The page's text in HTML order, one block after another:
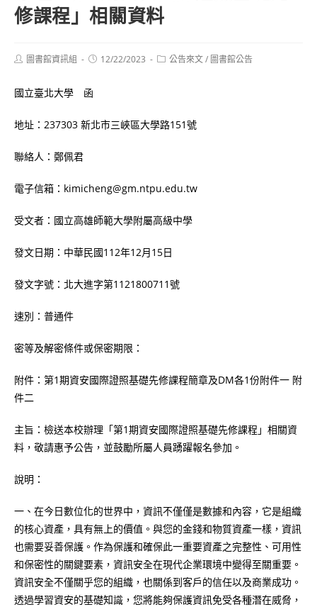
修課程」相關資料
Post圖書館資訊組
Post12/22/2023
Post公告來文/ 圖書館公告
國立臺北大學 函
地址：237303 新北市三峽區大學路151號
聯絡人：鄭佩君
電子信箱：kimicheng@gm.ntpu.edu.tw
受文者：國立高雄師範大學附屬高級中學
發文日期：中華民國112年12月15日
發文字號：北大進字第1121800711號
速別：普通件
密等及解密條件或保密期限：
附件：第1期資安國際證照基礎先修課程簡章及DM各1份附件一 附
件二
主旨：檢送本校辦理「第1期資安國際證照基礎先修課程」相關資
料，敬請惠予公告，並鼓勵所屬人員踴躍報名參加。
說明：
一、在今日數位化的世界中，資訊不僅僅是數據和內容，它是組織
的核心資產，具有無上的價值。與您的金錢和物質資產一樣，資訊
也需要妥善保護。作為保護和確保此一重要資產之完整性、可用性
和保密性的關鍵要素，資訊安全在現代企業環境中變得至關重要。
資訊安全不僅關乎您的組織，也關係到客戶的信任以及商業成功。
透過學習資安的基礎知識，您將能夠保護資訊免受各種潛在威脅，